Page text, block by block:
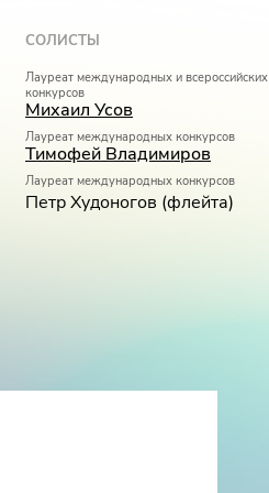
СОЛИСТЫ
Лауреат международных и всероссийских
конкурсов
Михаил Усов
Лауреат международных конкурсов
Тимофей Владимиров
Лауреат международных конкурсов
Петр Худоногов (флейта)